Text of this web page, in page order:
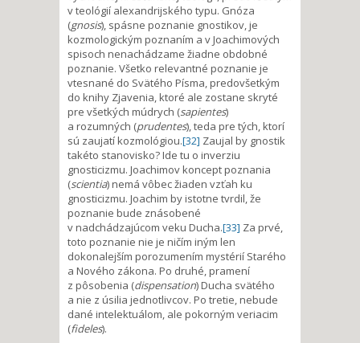
v teológií alexandrijského typu. Gnóza
(gnosis), spásne poznanie gnostikov, je
kozmologickým poznaním a v Joachimových
spisoch nenachádzame žiadne obdobné
poznanie. Všetko relevantné poznanie je
vtesnané do Svätého Písma, predovšetkým
do knihy Zjavenia, ktoré ale zostane skryté
pre všetkých múdrych (sapientes)
a rozumných (prudentes), teda pre tých, ktorí
sú zaujatí kozmológiou.[32] Zaujal by gnostik
takéto stanovisko? Ide tu o inverziu
gnosticizmu. Joachimov koncept poznania
(scientia) nemá vôbec žiaden vzťah ku
gnosticizmu. Joachim by istotne tvrdil, že
poznanie bude znásobené
v nadchádzajúcom veku Ducha.[33] Za prvé,
toto poznanie nie je ničím iným len
dokonalejším porozumením mystérií Starého
a Nového zákona. Po druhé, pramení
z pôsobenia (dispensation) Ducha svätého
a nie z úsilia jednotlivcov. Po tretie, nebude
dané intelektuálom, ale pokorným veriacim
(fideles).